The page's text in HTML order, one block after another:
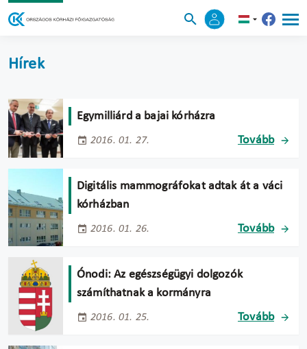
Hírek
Egymilliárd a bajai kórházra
2016. 01. 27. Tovább
Digitális mammográfokat adtak át a váci
kórházban
2016. 01. 26. Tovább
Ónodi: Az egészségügyi dolgozók
számíthatnak a kormányra
2016. 01. 25. Tovább